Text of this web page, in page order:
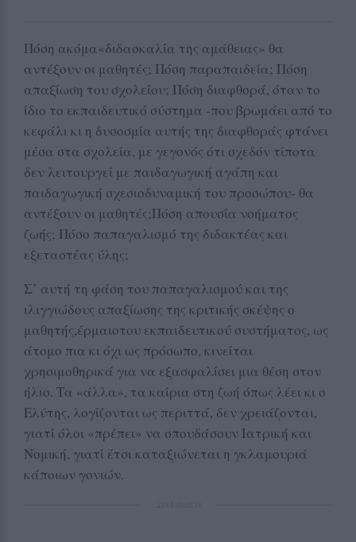
Πόση ακόμα«διδασκαλία της αμάθειας» θα
αντέξουν οι μαθητές; Πόση παραπαιδεία; Πόση
απαξίωση του σχολείου; Πόση διαφθορά, όταν το
ίδιο το εκπαιδευτικό σύστημα -που βρωμάει από το
κεφάλι κι η δυσοσμία αυτής της διαφθοράς φτάνει
μέσα στα σχολεία, με γεγονός ότι σχεδόν τίποτα
δεν λειτουργεί με παιδαγωγική αγάπη και
παιδαγωγική σχεσιοδυναμική του προσώπου- θα
αντέξουν οι μαθητές;Πόση απουσία νοήματος
ζωής; Πόσο παπαγαλισμό της διδακτέας και
εξεταστέας ύλης;
Σ’ αυτή τη φάση του παπαγαλισμού και της
ιλιγγιώδους απαξίωσης της κριτικής σκέψης ο
μαθητής,έρμαιοτου εκπαιδευτικού συστήματος, ως
άτομο πια κι όχι ως πρόσωπο, κινείται
χρησιμοθηρικά για να εξασφαλίσει μια θέση στον
ήλιο. Τα «άλλα», τα καίρια στη ζωή όπως λέει κι ο
Ελύτης, λογίζονται ως περιττά, δεν χρειάζονται,
γιατί όλοι «πρέπει» να σπουδάσουν Ιατρική και
Νομική, γιατί έτσι καταξιώνεται η γκλαμουριά
κάποιων γονιών.